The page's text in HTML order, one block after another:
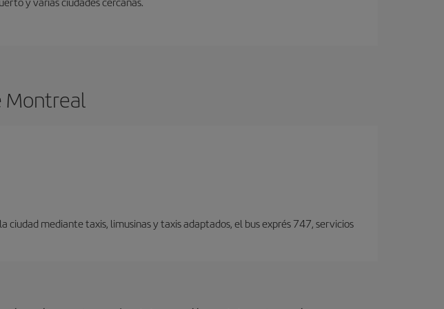
Montreal
mediante taxis, limusinas y taxis adaptados, el bus exprés 747, servicios